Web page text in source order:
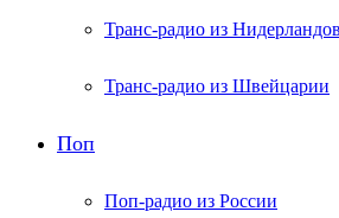
Транс-радио из Нидерландов
Транс-радио из Швейцарии
Поп
Поп-радио из России